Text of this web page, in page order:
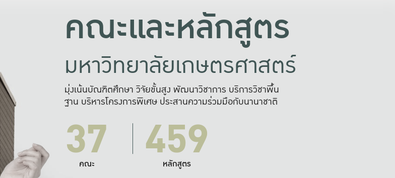
คณะและหลักสูตร
มหาวิทยาลัยเกษตรศาสตร์
มุ่งเน้นบัณฑิตศึกษา วิจัยขั้นสูง พัฒนาวิชาการ บริการวิชาพื้น
ฐาน บริหารโครงการพิเศษ ประสานความร่วมมือกับนานาชาติ
37
คณะ 459
หลักสูตร